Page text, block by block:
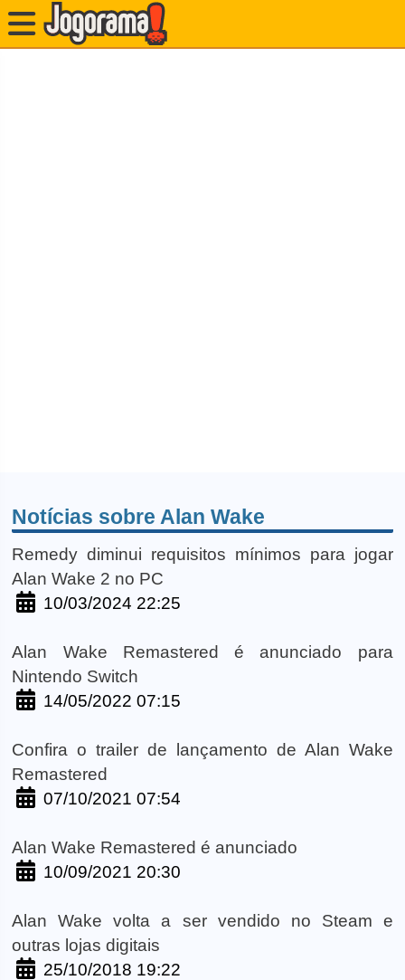
Notícias sobre Alan Wake
Remedy diminui requisitos mínimos para jogar
Alan Wake 2 no PC
10/03/2024 22:25
Alan Wake Remastered é anunciado para
Nintendo Switch
14/05/2022 07:15
Confira o trailer de lançamento de Alan Wake
Remastered
07/10/2021 07:54
Alan Wake Remastered é anunciado
10/09/2021 20:30
Alan Wake volta a ser vendido no Steam e
outras lojas digitais
25/10/2018 19:22